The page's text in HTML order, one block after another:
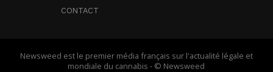
CONTACT
Newsweed est le premier média français sur l'actualité légale et
mondiale du cannabis - © Newsweed